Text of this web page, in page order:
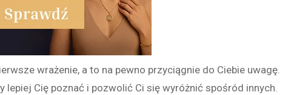
wrażenie, a to na pewno przyciągnie do Ciebie uwagę.
lepiej Cię poznać i pozwolić Ci się wyróżnić spośród innych.